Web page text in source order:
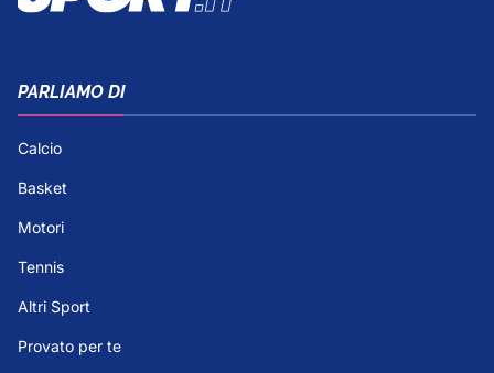
PARLIAMO DI
Calcio
Basket
Motori
Tennis
Altri Sport
Provato per te